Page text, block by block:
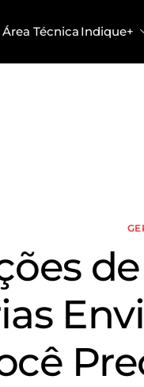
Área Técnica Indique+